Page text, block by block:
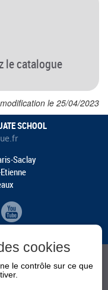
le catalogue
le 25/04/2023
SCHOOL
Saclay
cookies
le contrôle sur ce que